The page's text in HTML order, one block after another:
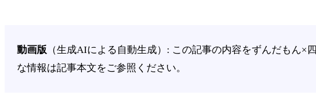
動画版 （生成AIによる自動生成）: この記事の内容をずんだもん
な情報は記事本文をご参照ください。